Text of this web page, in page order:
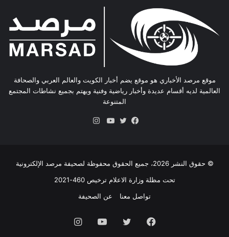
موقع مرصد الأخباري هو موقع يضم أخبار الكويت والعالم العربي والصحافة
العالمية لديه أقسام عديدة وأخبار رياضية وفنية ويهتم بجميع نشاطات المجتمع
المتنوعة
© حقوق النشر 2026، جميع الحقوق محفوظة لصحيفة مرصد الإلكترونية
تحت مظلة وزارة الاعلام ترخيص 460-2021
تواصل معنا
عن الصحيفة
فيسبوك تويتر يوتيوب